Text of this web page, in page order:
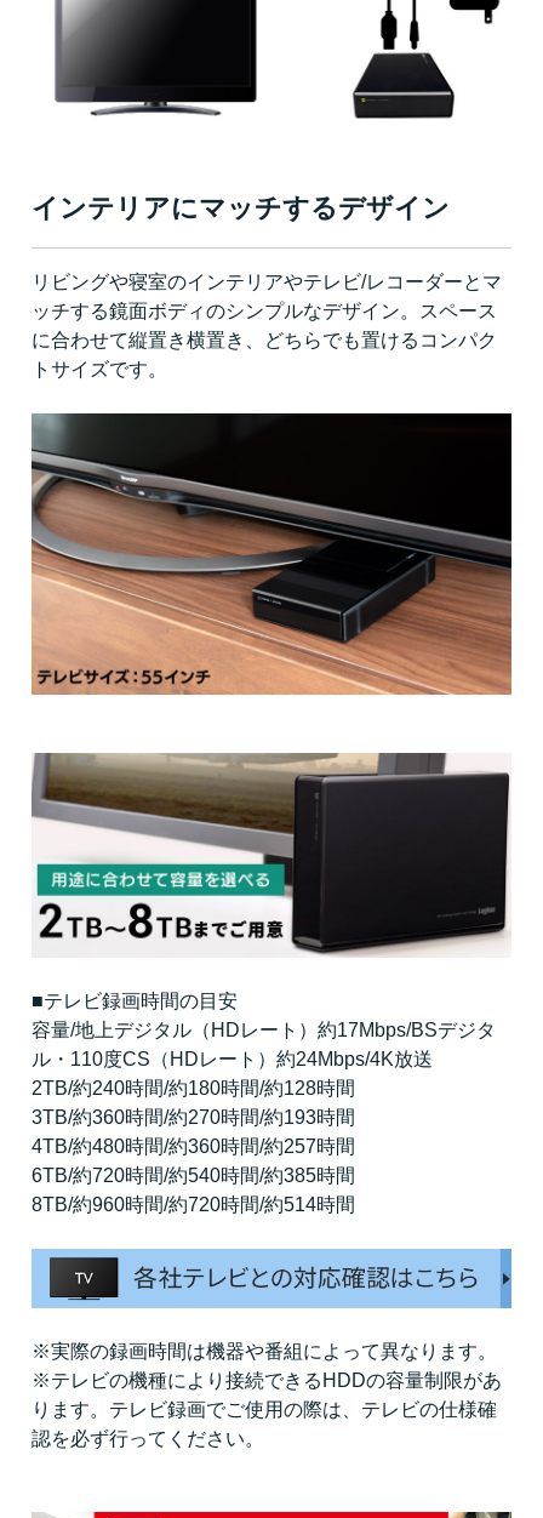
インテリアにマッチするデザイン
リビングや寝室のインテリアやテレビ/レコーダーとマ
ッチする鏡面ボディのシンプルなデザイン。スペース
に合わせて縦置き横置き、どちらでも置けるコンパク
トサイズです。
■テレビ録画時間の目安
容量/地上デジタル（HDレート）約17Mbps/BSデジタ
ル・110度CS（HDレート）約24Mbps/4K放送
2TB/約240時間/約180時間/約128時間
3TB/約360時間/約270時間/約193時間
4TB/約480時間/約360時間/約257時間
6TB/約720時間/約540時間/約385時間
8TB/約960時間/約720時間/約514時間
※実際の録画時間は機器や番組によって異なります。
※テレビの機種により接続できるHDDの容量制限があ
ります。テレビ録画でご使用の際は、テレビの仕様確
認を必ず行ってください。